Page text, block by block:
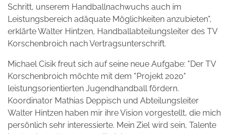
Schritt, unserem Handballnachwuchs auch im
Leistungsbereich adäquate Möglichkeiten anzubieten",
erklärte Walter Hintzen, Handballabteilungsleiter des TV
Korschenbroich nach Vertragsunterschrift.
Michael Cisik freut sich auf seine neue Aufgabe: "Der TV
Korschenbroich möchte mit dem "Projekt 2020"
leistungsorientierten Jugendhandball fördern.
Koordinator Mathias Deppisch und Abteilungsleiter
Walter Hintzen haben mir ihre Vision vorgestellt, die mich
persönlich sehr interessierte. Mein Ziel wird sein, Talente